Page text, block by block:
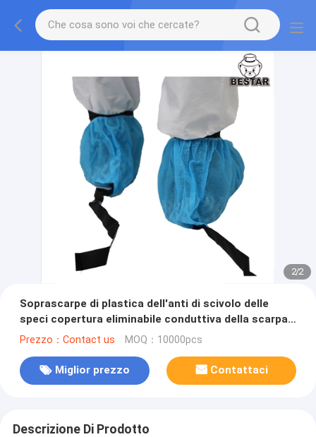
2/2
Soprascarpe di plastica dell'anti di scivolo delle
speci copertura eliminabile conduttiva della scarpa
16"
Prezzo：Contact us MOQ：10000pcs
Miglior prezzo Contattaci
Descrizione Di Prodotto